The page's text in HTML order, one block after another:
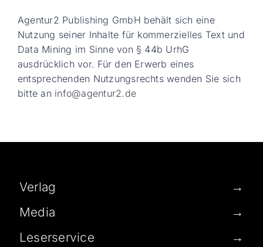
Agentur2 Publishing GmbH behält sich eine
Nutzung seiner Inhalte für kommerzielles Text und
Data Mining im Sinne von § 44b UrhG
ausdrücklich vor. Für den Erwerb eines
entsprechenden Nutzungsrechts wenden Sie sich
bitte an info@agentur2.de
Verlag
→
Media
→
Leserservice
→